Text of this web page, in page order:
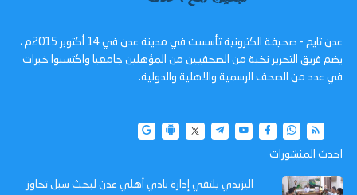
عدن تايم - صحيفة الكترونية تأسست في مدينة عدن في 14 أكتوبر 2015م ،
يضم فريق التحرير نخبة من الصحفيين من المؤهلين جامعيا واكتسبوا خبرات
في عدد من الصحف الرسمية والاهلية والدولية.
احدث المنشورات
اليزيدي يلتقي إدارة نادي أهلي عدن لبحث سبل تجاوز